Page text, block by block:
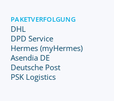
PAKETVERFOLGUNG
DHL
DPD Service
Hermes (myHermes)
Asendia DE
Deutsche Post
PSK Logistics